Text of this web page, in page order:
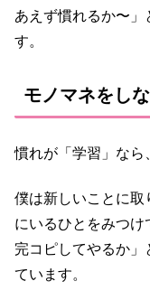
あえず慣れるか〜」
す。
モノマネをし
慣れが「学習」なら
僕は新しいことに取
にいるひとをみつ
完コピしてやるか」
ています。